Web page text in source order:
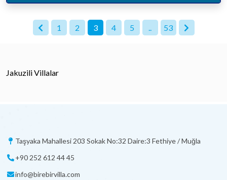
1 2 3 4 5 .. 53
Jakuzili Villalar
Taşyaka Mahallesi 203 Sokak No:32 Daire:3 Fethiye / Muğla
+90 252 612 44 45
info@birebirvilla.com